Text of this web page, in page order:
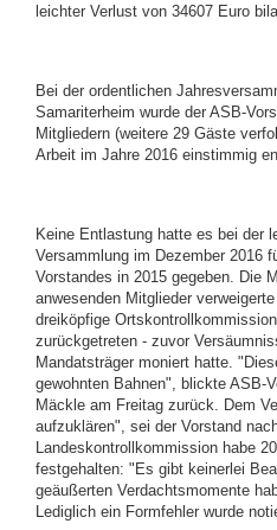
leichter Verlust von 34607 Euro
Bei der ordentlichen
Samariterheim wurde der ASB-
Mitgliedern (weitere 29 Gäste
Arbeit im Jahre 2016 einstimmig
Keine Entlastung hatte es bei der
Versammlung im Dezember 2016
Vorstandes in 2015 gegeben. Die
anwesenden Mitglieder
dreiköpfige
zurückgetreten - zuvor
Mandatsträger moniert hatte.
gewohnten Bahnen", blickte ASB-
Mäckle am Freitag zurück. Dem
aufzuklären", sei der Vorstand
Landeskontrollkommission habe
festgehalten: "Es gibt keinerlei
geäußerten Verdachtsmomente
Lediglich ein Formfehler wurde